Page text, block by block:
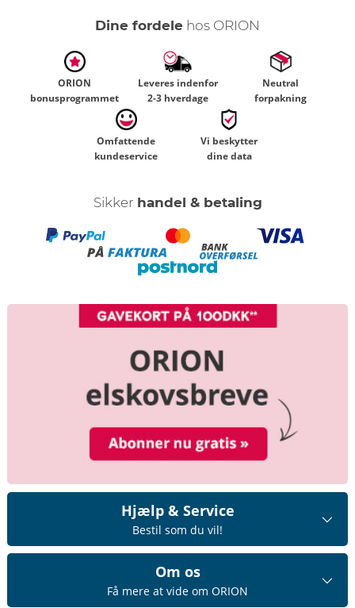
Dine fordele hos ORION
ORION
bonusprogrammet
Leveres indenfor
2-3 hverdage
Neutral
forpakning
Omfattende
kundeservice
Vi beskytter
dine data
Sikker handel & betaling
Hjælp & Service
Bestil som du vil!
Om os
Få mere at vide om ORION